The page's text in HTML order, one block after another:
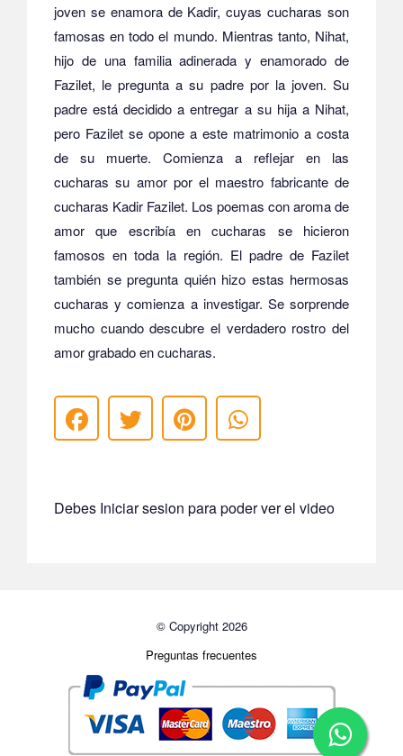
joven se enamora de Kadir, cuyas cucharas son
famosas en todo el mundo. Mientras tanto, Nihat,
hijo de una familia adinerada y enamorado de
Fazilet, le pregunta a su padre por la joven. Su
padre está decidido a entregar a su hija a Nihat,
pero Fazilet se opone a este matrimonio a costa
de su muerte.
Comienza a reflejar en las
cucharas su amor por el maestro fabricante de
cucharas Kadir Fazilet. Los poemas con aroma de
amor que escribía en cucharas se hicieron
famosos en toda la región. El padre de Fazilet
también se pregunta quién hizo estas hermosas
cucharas y comienza a investigar. Se sorprende
mucho cuando descubre el verdadero rostro del
amor grabado en cucharas.
Debes Iniciar sesion para poder ver el video
© Copyright 2026
Preguntas frecuentes